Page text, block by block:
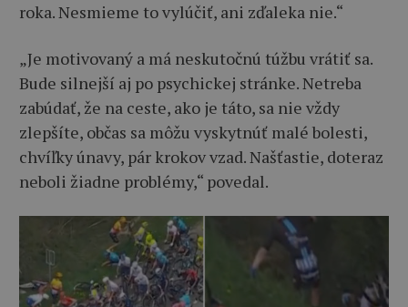
roka. Nesmieme to vylúčiť, ani zďaleka nie.“
„Je motivovaný a má neskutočnú túžbu vrátiť sa.
Bude silnejší aj po psychickej stránke. Netreba
zabúdať, že na ceste, ako je táto, sa nie vždy
zlepšíte, občas sa môžu vyskytnúť malé bolesti,
chvíľky únavy, pár krokov vzad. Našťastie, doteraz
neboli žiadne problémy,“ povedal.